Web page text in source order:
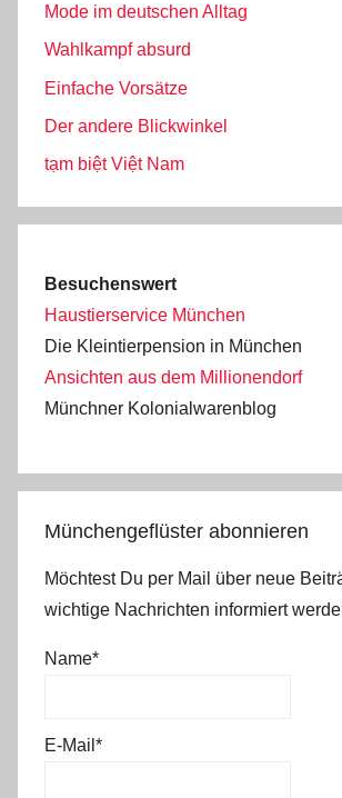
Mode im deutschen Alltag
Wahlkampf absurd
Einfache Vorsätze
Der andere Blickwinkel
tạm biệt Việt Nam
Besuchenswert
Haustierservice München
Die Kleintierpension in München
Ansichten aus dem Millionendorf
Münchner Kolonialwarenblog
Münchengeflüster abonnieren
Möchtest Du per Mail über neue
wichtige Nachrichten informiert
Name*
E-Mail*